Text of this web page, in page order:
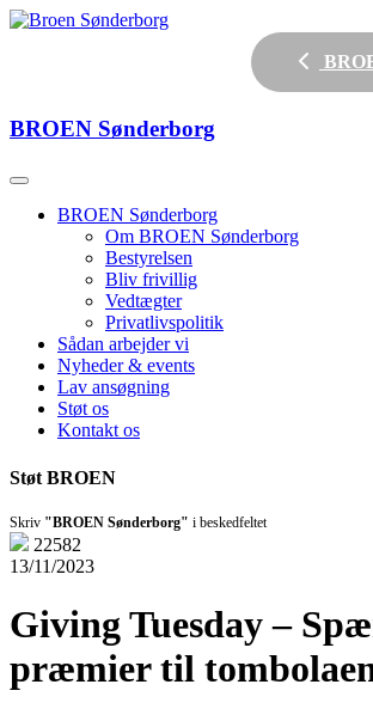
BROEN Sønderborg
BROEN Sønderborg
Om BROEN Sønderborg
Bestyrelsen
Bliv frivillig
Vedtægter
Privatlivspolitik
Sådan arbejder vi
Nyheder & events
Lav ansøgning
Støt os
Kontakt os
Støt BROEN
Skriv "BROEN Sønderborg" i beskedfeltet
22582
13/11/2023
Giving Tuesday –
præmier til